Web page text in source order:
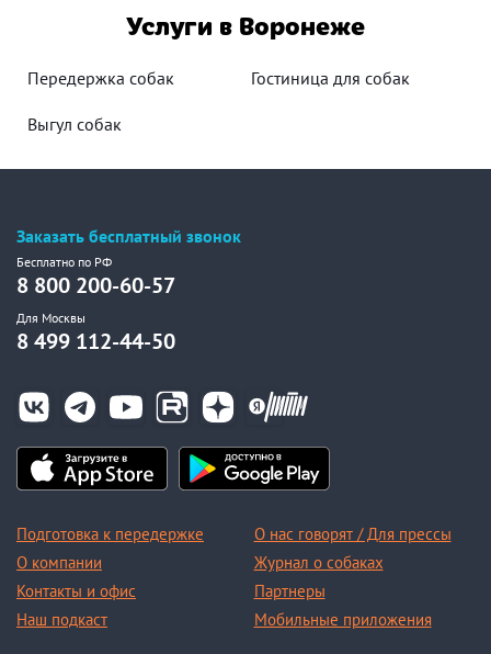
Услуги в Воронеже
Передержка собак Гостиница для собак
Выгул собак
Заказать бесплатный звонок
Бесплатно по РФ
8 800 200-60-57
Для Москвы
8 499 112-44-50
Подготовка к передержке
О компании
Контакты и офис
Наш подкаст
О нас говорят / Для прессы
Журнал о собаках
Партнеры
Мобильные приложения